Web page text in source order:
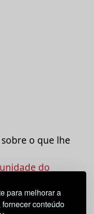
para melhorar a
conteúdo
o que lhe
do